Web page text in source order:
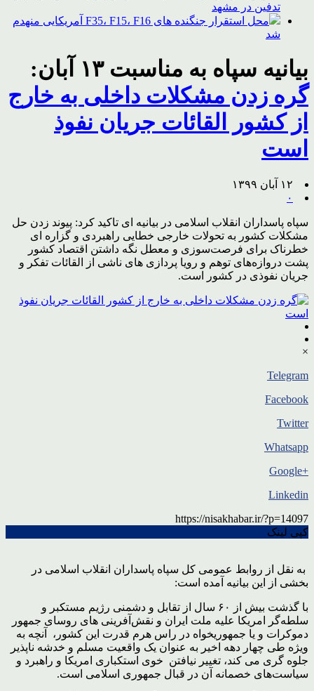
تدفین در مشهد
محل استقرار جنگنده های F35، F15، F16 آمریکایی منهدم
شد
بیانیه سپاه به مناسبت ۱۳ آبان:
گره زدن مشکلات داخلی به خارج
از کشور القائات جریان نفوذ
است
۱۲ آبان ۱۳۹۹
۰
سپاه پاسداران انقلاب اسلامی در بیانیه ای تاکید کرد: پیوند زدن حل
مشکلات کشور به تحولات خارجی خطایی راهبردی و گزاره ای
خطرناک برای فرصت‌سوزی و معطل نگه داشتن اقتصاد کشور
پشت دروازه‌های توهم و رویا پردازی های ناشی از القائات تفکر و
جریان نفوذی در کشور است.
×
Telegram
Facebook
Twitter
Whatsapp
+Google
Linkedin
https://nisakhabar.ir/?p=14097
کپی لینک
به نقل از روابط عمومی کل سپاه پاسداران انقلاب اسلامی در
بخشی از این بیانیه آمده است:
با گذشت بیش از ۶۰ سال از تقابل و دشمنی رژیم مستکبر و
سلطه‌گر امریکا علیه ملت ایران و نقش‌آفرینی های روسای جمهور
دموکرات و یا جمهوریخواه در راس هرم قدرت این کشور، آنچه به
ویژه طی چهار دهه اخیر به عنوان یک واقعیت مسلم و خدشه ناپذیر
جلوه گری می کند، تغییر نیافتن خوی استکباری امریکا و راهبرد و
سیاست‌های خصمانه آن در قبال جمهوری اسلامی است.